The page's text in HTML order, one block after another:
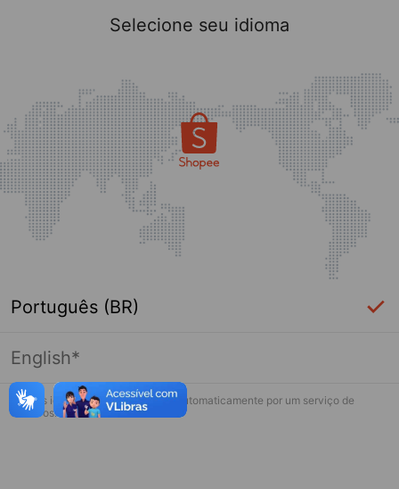
Página indisponível
Desculpe, algo deu errado. Faça login
Selecione seu idioma
Português (BR)
English*
* Esses idiomas serão traduzidos automaticamente por um serviço de
terceiros.